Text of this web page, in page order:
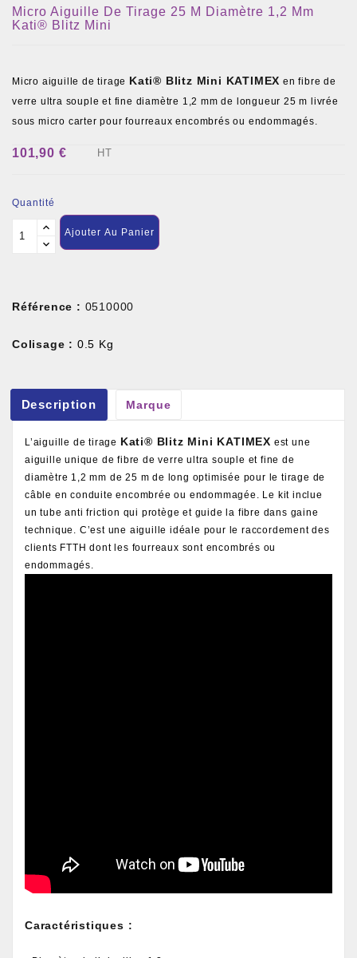
Micro Aiguille De Tirage 25 M Diamètre 1,2 Mm
Kati® Blitz Mini
Micro aiguille de tirage Kati® Blitz Mini KATIMEX en fibre de
verre ultra souple et fine diamètre 1,2 mm de longueur 25 m livrée
sous micro carter pour fourreaux encombrés ou endommagés.
101,90 € HT
Quantité
Ajouter Au Panier
Référence : 0510000
Colisage : 0.5 Kg
Description Marque
L’aiguille de tirage Kati® Blitz Mini KATIMEX est une
aiguille unique de fibre de verre ultra souple et fine de
diamètre 1,2 mm de 25 m de long optimisée pour le tirage de
câble en conduite encombrée ou endommagée. Le kit inclue
un tube anti friction qui protège et guide la fibre dans gaine
technique. C’est une aiguille idéale pour le raccordement des
clients FTTH dont les fourreaux sont encombrés ou
endommagés.
Caractéristiques :